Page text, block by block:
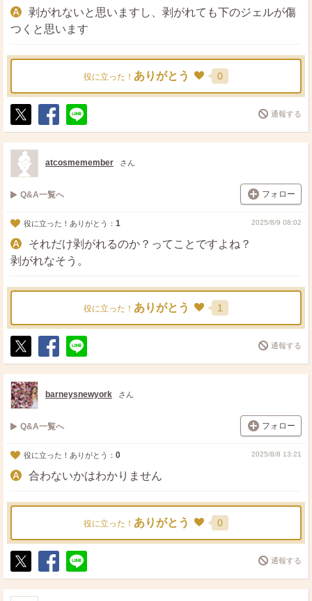
剥がれないと思いますし、剥がれても下のジェルが傷
つくと思います
役に立った！ ありがとう 0
ポ
ス
ト
シ
ェ
送
る
通報する
atcosmemember さん
Q&A一覧へ フォロー
役に立った！ありがとう： 1 2025/8/9 08:02
それだけ剥がれるのか？ってことですよね？
剥がれなそう。
役に立った！ ありがとう 1
ポ
ス
ト
シ
ェ
送
る
通報する
barneysnewyork さん
Q&A一覧へ フォロー
役に立った！ありがとう： 0 2025/8/8 13:21
合わないかはわかりません
役に立った！ ありがとう 0
ポ
ス
シ
ェ
送
る
通報する